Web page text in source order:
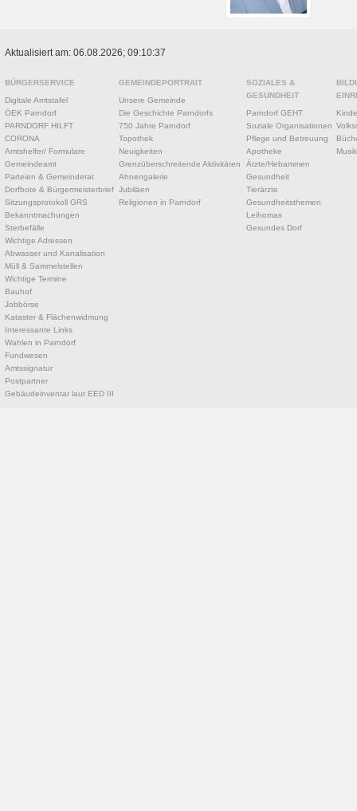
Aktualisiert am: 06.08.2026; 09:10:37
BÜRGERSERVICE
Digitale Amtstafel
ÖEK Parndorf
PARNDORF HILFT
CORONA
Amtshelfer/ Formulare
Gemeindeamt
Parteien & Gemeinderat
Dorfbote & Bürgermeisterbrief
Sitzungsprotokoll GRS
Bekanntmachungen
Sterbefälle
Wichtige Adressen
Abwasser und Kanalisation
Müll & Sammelstellen
Wichtige Termine
Bauhof
Jobbörse
Kataster & Flächenwidmung
Interessante Links
Wahlen in Parndorf
Fundwesen
Amtssignatur
Postpartner
Gebäudeinventar laut EED III
GEMEINDEPORTRAIT
Unsere Gemeinde
Die Geschichte Parndorfs
750 Jahre Parndorf
Topothek
Neuigkeiten
Grenzüberschreitende Aktivitäten
Ahnengalerie
Jubiläen
Religionen in Parndorf
SOZIALES &
GESUNDHEIT
Parndorf GEHT
Soziale Organisationen
Pflege und Betreuung
Apotheke
Ärzte/Hebammen
Gesundheit
Tierärzte
Gesundheitsthemen
Leihomas
Gesundes Dorf